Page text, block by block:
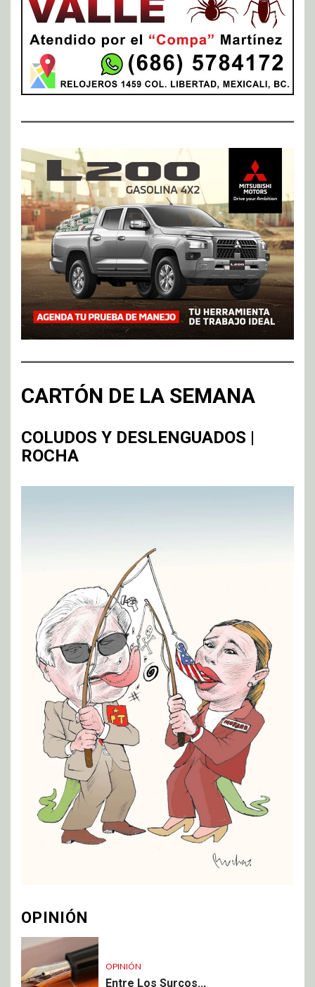
CARTÓN DE LA SEMANA
COLUDOS Y DESLENGUADOS |
ROCHA
OPINIÓN
OPINIÓN
Entre Los Surcos..,